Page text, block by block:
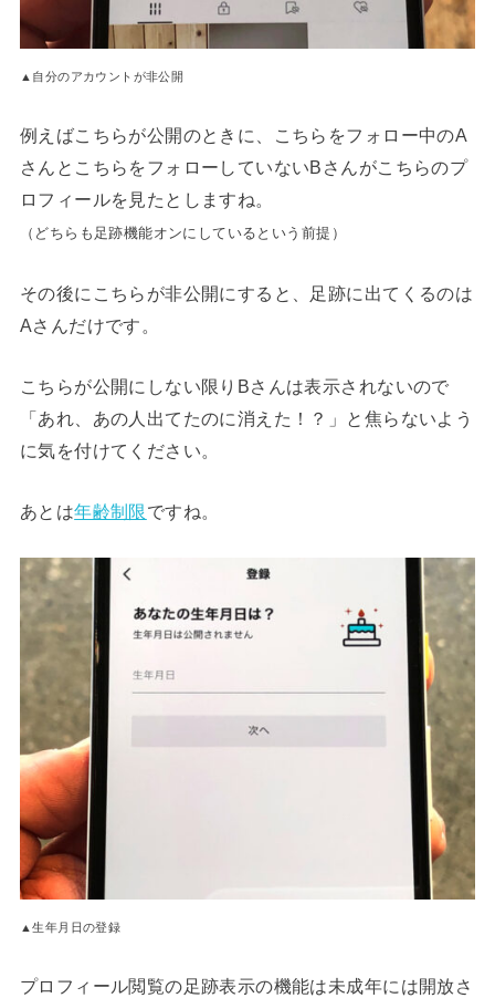
▲自分のアカウントが非公開
例えばこちらが公開のときに、こちらをフォロー中のA
さんとこちらをフォローしていないBさんがこちらのプ
ロフィールを見たとしますね。
（どちらも足跡機能オンにしているという前提）
その後にこちらが非公開にすると、足跡に出てくるのは
Aさんだけです。
こちらが公開にしない限りBさんは表示されないので
「あれ、あの人出てたのに消えた！？」と焦らないよう
に気を付けてください。
あとは年齢制限ですね。
▲生年月日の登録
プロフィール閲覧の足跡表示の機能は未成年には開放さ